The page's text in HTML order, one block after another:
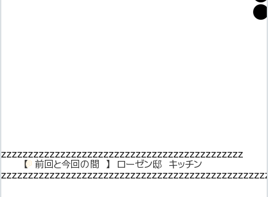
💬
【　前回と今回の間　】　ローゼン邸　キッチン
ｚｚｚｚｚｚｚｚｚｚｚｚｚｚｚｚｚｚｚｚｚｚｚｚｚｚｚｚｚｚｚｚｚｚｚｚｚｚｚｚｚｚｚｚｚ
ｚｚｚｚｚｚｚｚｚｚｚｚｚｚｚｚｚｚｚｚｚｚｚｚｚｚｚｚｚｚｚｚｚｚｚｚｚｚｚｚｚｚｚｚｚｚｚｚｚ